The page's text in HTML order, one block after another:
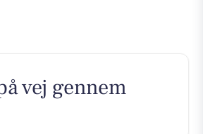
vej gennem